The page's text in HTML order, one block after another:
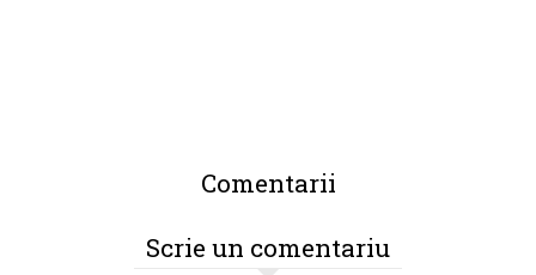
Comentarii
Scrie un comentariu